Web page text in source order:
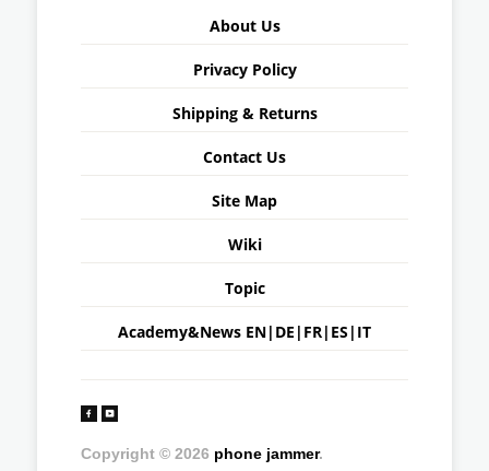
About Us
Privacy Policy
Shipping & Returns
Contact Us
Site Map
Wiki
Topic
Academy&News EN| DE | FR| ES | IT
Copyright © 2026 phone jammer.